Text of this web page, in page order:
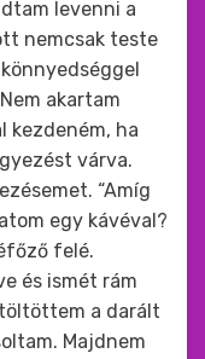
levenni a
nemcsak teste
akartam
kezdeném, ha
várva.
“Amíg
egy kávéval?
felé.
és ismét rám
a darált
Majdnem